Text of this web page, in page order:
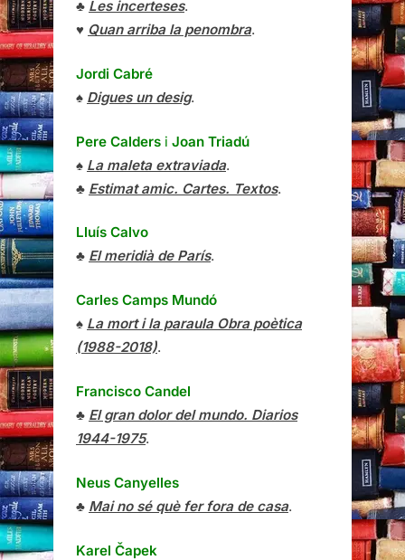
♣ Les incerteses.
♥ Quan arriba la penombra.
Jordi Cabré
♠ Digues un desig.
Pere Calders i Joan Triadú
♠ La maleta extraviada.
♣ Estimat amic. Cartes. Textos.
Lluís Calvo
♣ El meridià de París.
Carles Camps Mundó
♠ La mort i la paraula Obra poètica
(1988-2018).
Francisco Candel
♣ El gran dolor del mundo. Diarios
1944-1975.
Neus Canyelles
♣ Mai no sé què fer fora de casa.
Karel Čapek